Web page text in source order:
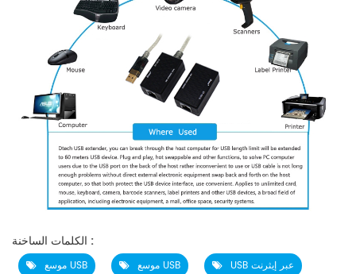
الكلمات الساخنة :
موسع USB موسع USB USB عبر إيثرنت